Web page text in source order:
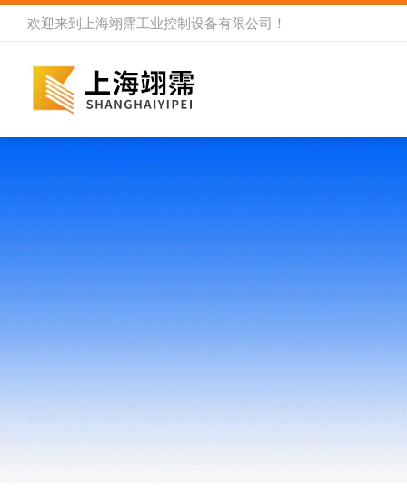
欢迎来到 上海翊霈工业控制设备有限公司 ！